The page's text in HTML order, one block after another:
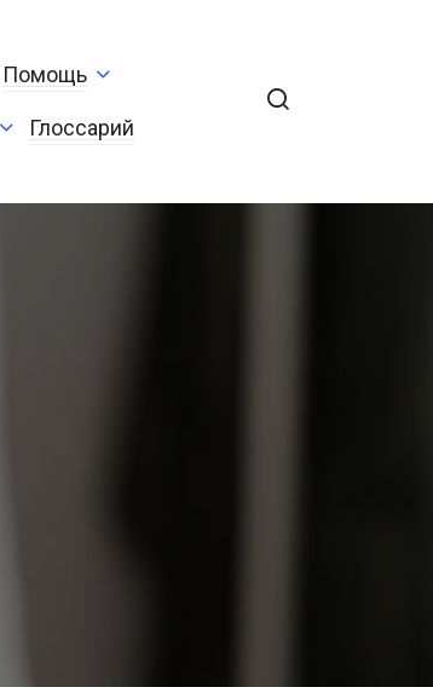
Помощь
Глоссарий